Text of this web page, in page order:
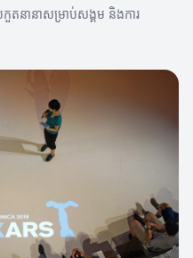
តនានាសម្រាប់សង្គម និងការ